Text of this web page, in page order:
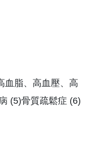
血脂、高血壓、高
(5)骨質疏鬆症 (6)